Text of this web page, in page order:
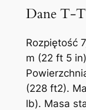
Dane T-
Rozpiętość
m (22 ft 5
(228 ft2).
lb). Masa